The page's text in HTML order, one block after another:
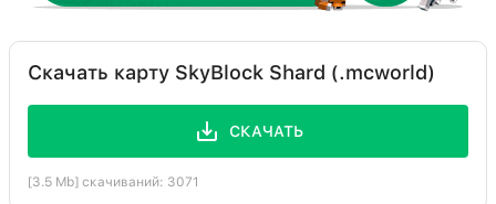
Скачать карту SkyBlock Shard (.mcworld)
СКАЧАТЬ
[3.5 Mb] скачиваний: 3071